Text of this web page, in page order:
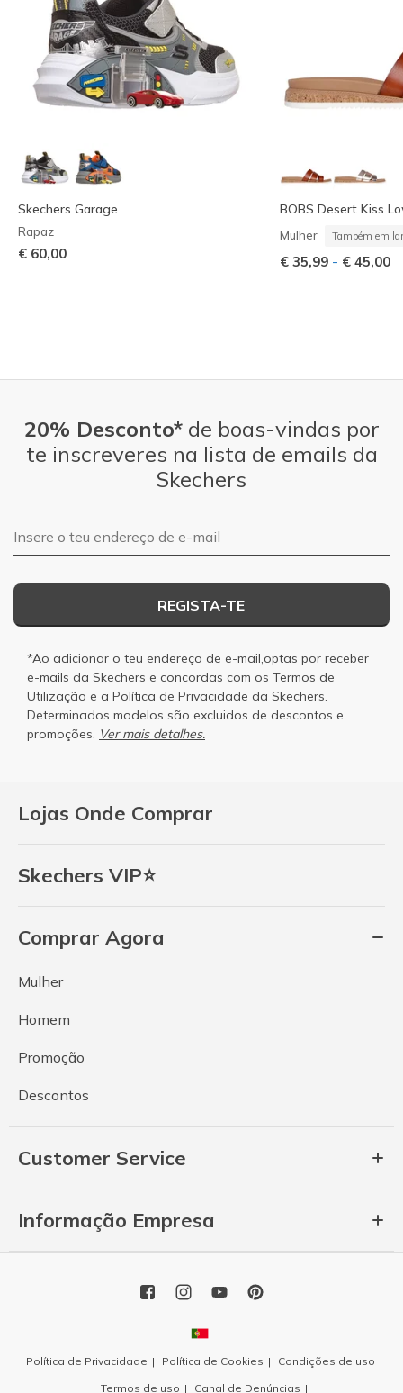
Skechers Garage
Rapaz
€ 60,00
BOBS Desert Kiss
Mulher Também em
€ 35,99 - € 45,00
Lojas Onde Comprar
Skechers VIP⭐
Comprar Agora
Mulher
Homem
Promoção
Descontos
Customer Service
Informação Empresa
20% Desconto*de boas-vindas por
te inscreveres na lista de emails da
Skechers
Endereço de e-mail
REGISTA-TE
*Ao adicionar o teu endereço de e-mail,optas por receber
e-mails da Skechers e concordas com os Termos de
Utilização e a Política de Privacidade da Skechers.
Determinados modelos são excluidos de descontos e
promoções. Ver mais detalhes.
Política de Privacidade Política de Cookies
Condições de uso
Termos de uso
Canal de Denúncias